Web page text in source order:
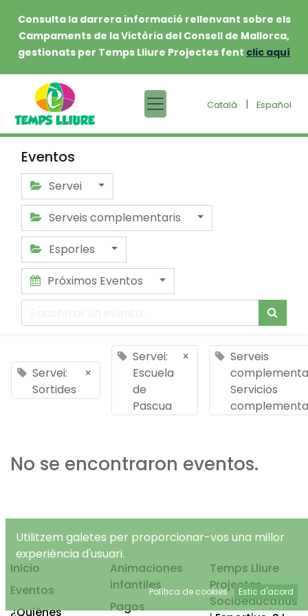
Consulta la darrera informació rellenvant sobre els
Campaments de la Victòria del Consell de Mallorca,
gestionats per Temps Lliure Projectes fent clic aquí
Català | Español
Eventos
Servei
Serveis complementaris
Esporles
Próximos Eventos
Servei:
Sortides
×
Servei:
Escuela
de
Pascua
×
Serveis
Servicios
No se encontraron eventos.
Inicio
Eventos
¿Quiénes
Animaciones
infantiles
Pagos
Temps Lliure
Projectes
Socioeducatius
Utilitzem galetes per proporcionar-vos una millor
experiència d'usuari.
Política de cookies Estic d'acord